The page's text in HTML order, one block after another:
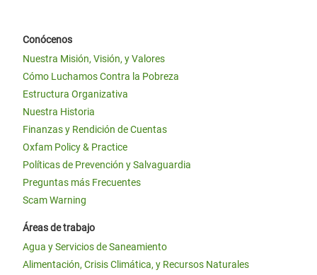
Conócenos
Nuestra Misión, Visión, y Valores
Cómo Luchamos Contra la Pobreza
Estructura Organizativa
Nuestra Historia
Finanzas y Rendición de Cuentas
Oxfam Policy & Practice
Políticas de Prevención y Salvaguardia
Preguntas más Frecuentes
Scam Warning
Áreas de trabajo
Agua y Servicios de Saneamiento
Alimentación, Crisis Climática, y Recursos Naturales